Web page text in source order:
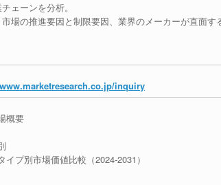
ェーンを分析。
場の推進要因と制限要因、業界のメーカーが直面
inquiry
概要
プ別市場価値比較（2024-2031）